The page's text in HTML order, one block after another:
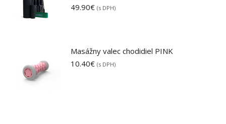
49.90€ (s DPH)
Masážny valec chodidiel PINK
10.40€ (s DPH)